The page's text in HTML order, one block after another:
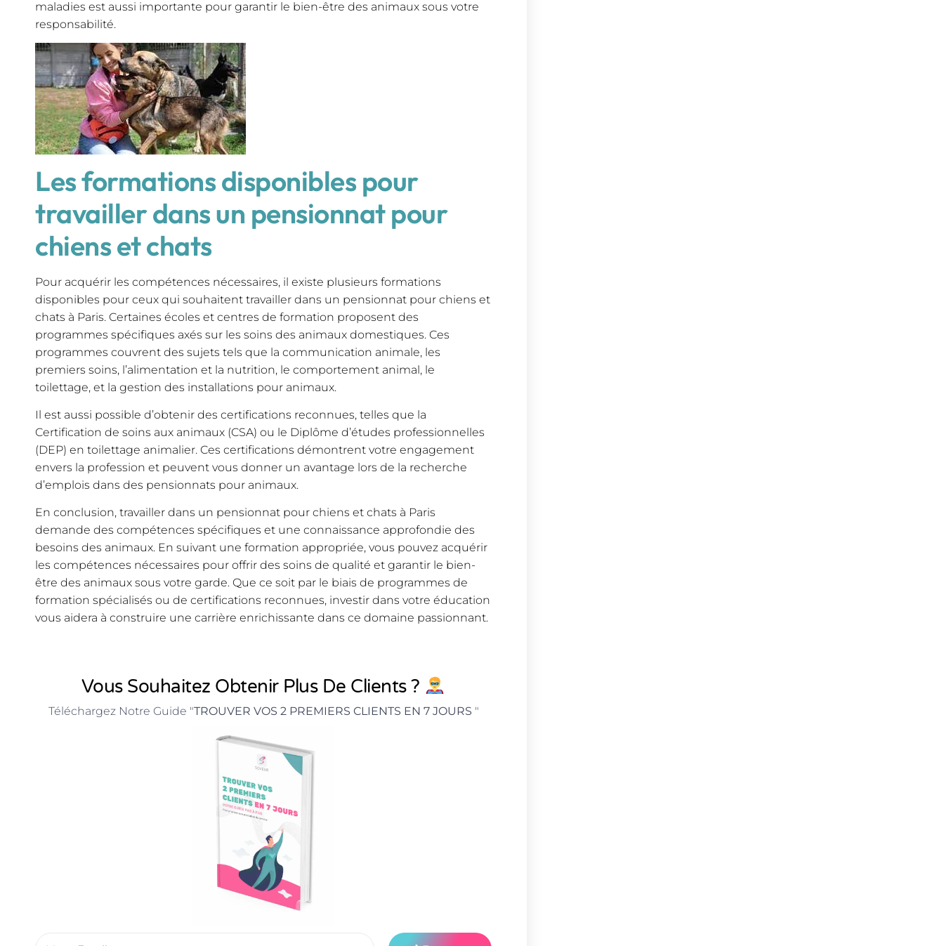
maladies est aussi importante pour garantir le bien-être des animaux sous votre
responsabilité.
Les formations disponibles pour
travailler dans un pensionnat pour
chiens et chats
Pour acquérir les compétences nécessaires, il existe plusieurs formations
disponibles pour ceux qui souhaitent travailler dans un pensionnat pour chiens et
chats à Paris. Certaines écoles et centres de formation proposent des
programmes spécifiques axés sur les soins des animaux domestiques. Ces
programmes couvrent des sujets tels que la communication animale, les
premiers soins, l’alimentation et la nutrition, le comportement animal, le
toilettage, et la gestion des installations pour animaux.
Il est aussi possible d’obtenir des certifications reconnues, telles que la
Certification de soins aux animaux (CSA) ou le Diplôme d’études professionnelles
(DEP) en toilettage animalier. Ces certifications démontrent votre engagement
envers la profession et peuvent vous donner un avantage lors de la recherche
d’emplois dans des pensionnats pour animaux.
En conclusion, travailler dans un pensionnat pour chiens et chats à Paris
demande des compétences spécifiques et une connaissance approfondie des
besoins des animaux. En suivant une formation appropriée, vous pouvez acquérir
les compétences nécessaires pour offrir des soins de qualité et garantir le bien-
être des animaux sous votre garde. Que ce soit par le biais de programmes de
formation spécialisés ou de certifications reconnues, investir dans votre éducation
vous aidera à construire une carrière enrichissante dans ce domaine passionnant.
Vous Souhaitez Obtenir Plus De Clients ?
Téléchargez Notre Guide "TROUVER VOS 2 PREMIERS CLIENTS EN 7 JOURS "